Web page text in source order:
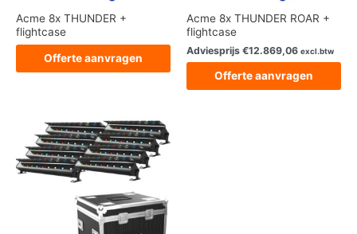
Acme 8x THUNDER +
flightcase
Offerte aanvragen
Acme 8x THUNDER ROAR +
flightcase
Adviesprijs €12.869,06 excl.btw
Offerte aanvragen